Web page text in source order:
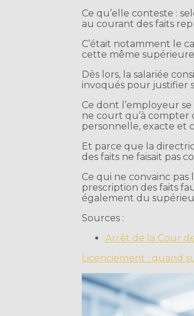
Ce qu’elle conteste :
au courant des faits
C’était notamment le
cette même
Dès lors, la salariée
invoqués pour justifier
Ce dont l’employeur
ne court qu’à compter
personnelle, exacte et
Et parce que la
des faits ne faisait pas
Ce qui ne convainc pas
prescription des faits
également du
Sources :
Arrêt de la Cour
Licenciement : quand